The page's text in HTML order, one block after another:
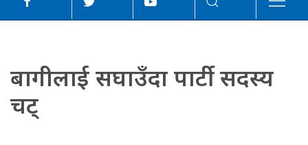
बागीलाई सघाउँदा पार्टी सदस्य
चट्